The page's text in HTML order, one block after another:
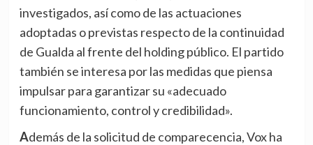
investigados, así como de las actuaciones
adoptadas o previstas respecto de la continuidad
de Gualda al frente del holding público. El partido
también se interesa por las medidas que piensa
impulsar para garantizar su «adecuado
funcionamiento, control y credibilidad».
Además de la solicitud de comparecencia, Vox ha